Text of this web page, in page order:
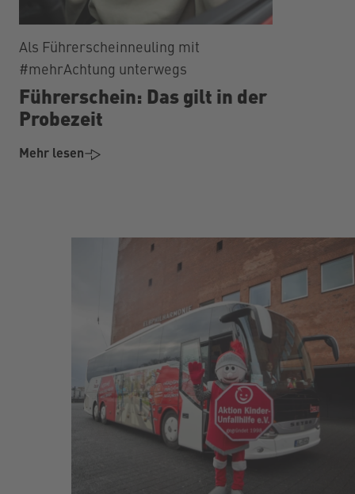
Als Führerscheinneuling mit
#mehrAchtung unterwegs
Führerschein: Das gilt in der
Probezeit
Mehr lesen